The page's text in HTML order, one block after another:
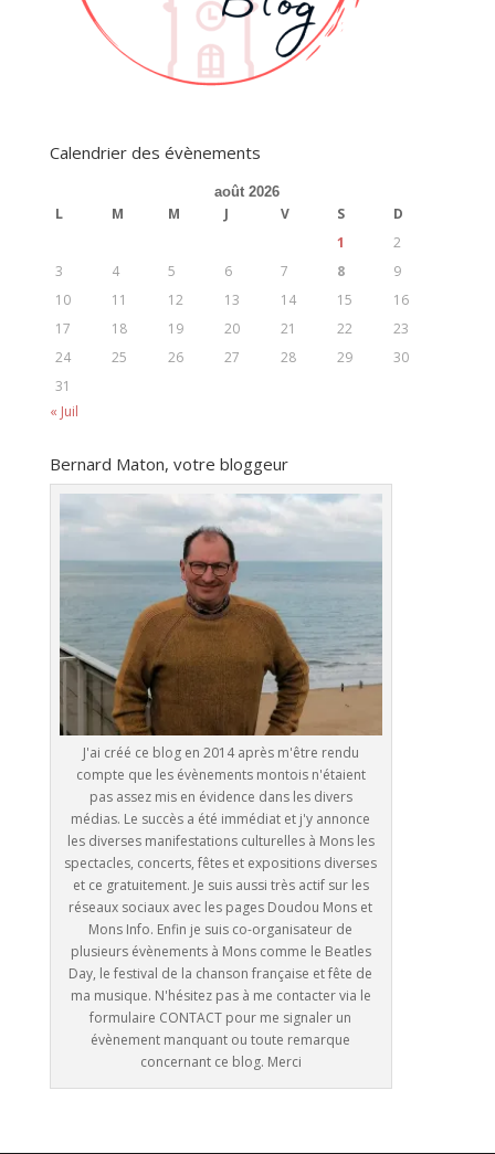
Calendrier des évènements
août 2026
L M M J V S
D
1
2
3
4 5 6 7 8
9
10
11 12 13 14 15
16
17
18 19 20 21 22
23
24
25 26 27 28 29
30
31
« Juil
Bernard Maton, votre bloggeur
J'ai créé ce blog en 2014 après m'être rendu
compte que les évènements montois n'étaient
pas assez mis en évidence dans les divers
médias. Le succès a été immédiat et j'y annonce
les diverses manifestations culturelles à Mons les
spectacles, concerts, fêtes et expositions diverses
et ce gratuitement. Je suis aussi très actif sur les
réseaux sociaux avec les pages Doudou Mons et
Mons Info. Enfin je suis co-organisateur de
plusieurs évènements à Mons comme le Beatles
Day, le festival de la chanson française et fête de
ma musique. N'hésitez pas à me contacter via le
formulaire CONTACT pour me signaler un
évènement manquant ou toute remarque
concernant ce blog. Merci